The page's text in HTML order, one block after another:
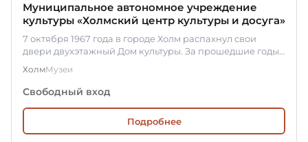
Муниципальное автономное учреждение
культуры «Холмский центр культуры и досуга»
7 октября 1967 года в городе Холм распахнул свои
двери двухэтажный Дом культуры. За прошедшие годы
ХолмМузеи
Свободный вход
Подробнее